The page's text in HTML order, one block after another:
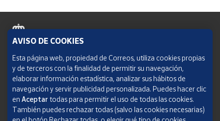
Política de cookies
Aviso legal
Condiciones del servicio
Política de Privacidad Web
AVISO DE COOKIES
Esta página web, propiedad de Correos, utiliza cookies propias
y de terceros con la finalidad de permitir su navegación,
elaborar información estadística, analizar sus hábitos de
navegación y servir publicidad personalizada. Puedes hacer clic
en Aceptar todas para permitir el uso de todas las cookies.
También puedes rechazar todas (salvo las cookies necesarias)